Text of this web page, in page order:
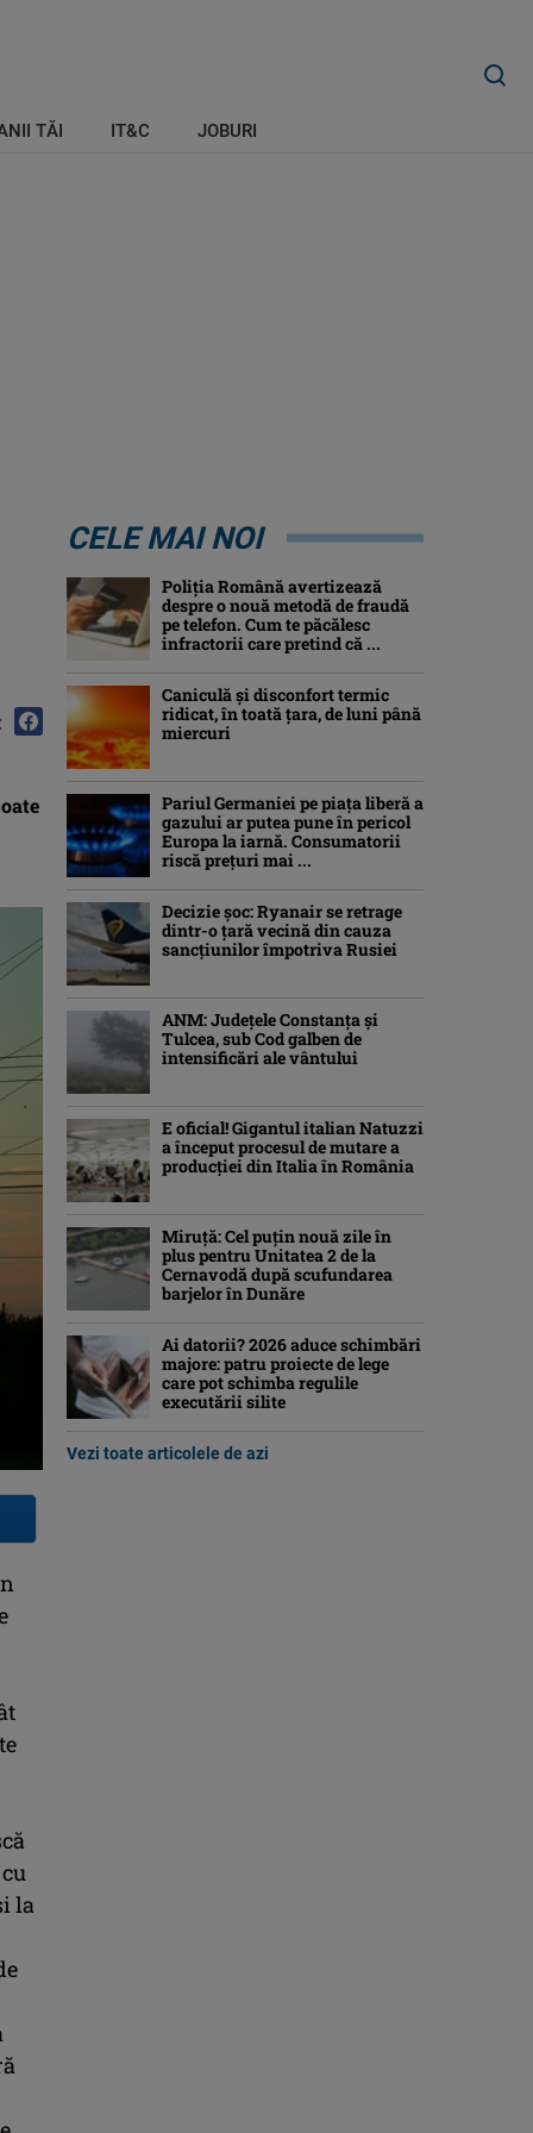
TĂI IT&C JOBURI
la
CELE MAI NOI
Poliția Română avertizează
despre o nouă metodă de fraudă
pe telefon. Cum te păcălesc
infractorii care pretind că ...
Caniculă şi disconfort termic
ridicat, în toată ţara, de luni până
miercuri
Pariul Germaniei pe piaţa liberă a
gazului ar putea pune în pericol
Europa la iarnă. Consumatorii
riscă preţuri mai ...
Decizie șoc: Ryanair se retrage
dintr-o țară vecină din cauza
sancțiunilor împotriva Rusiei
ANM: Judeţele Constanţa şi
Tulcea, sub Cod galben de
intensificări ale vântului
E oficial! Gigantul italian Natuzzi
a început procesul de mutare a
producției din Italia în România
Miruță: Cel puțin nouă zile în
plus pentru Unitatea 2 de la
Cernavodă după scufundarea
barjelor în Dunăre
Ai datorii? 2026 aduce schimbări
majore: patru proiecte de lege
care pot schimba regulile
executării silite
Vezi toate articolele de azi